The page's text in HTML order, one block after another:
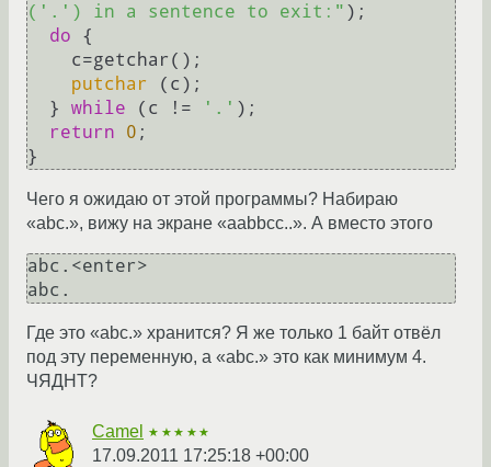
('.') in a sentence to exit:" );
do {
putchar (c);
  }
while (c != '.' );
return
0 ;
}
Чего я ожидаю от этой программы? Набираю
«abc.», вижу на экране «aabbcc..». А вместо этого
abc.<enter>
abc.
Где это «abc.» хранится? Я же только 1 байт отвёл
под эту переменную, а «abc.» это как минимум 4.
ЧЯДНТ?
Camel ★★★★★
17.09.2011 17:25:18 +00:00